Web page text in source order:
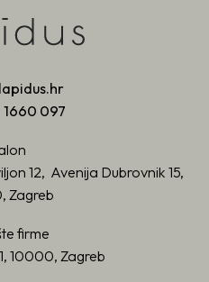
1660 097
12, Avenija Dubrovnik 15,
Zagreb
firme
10000, Zagreb